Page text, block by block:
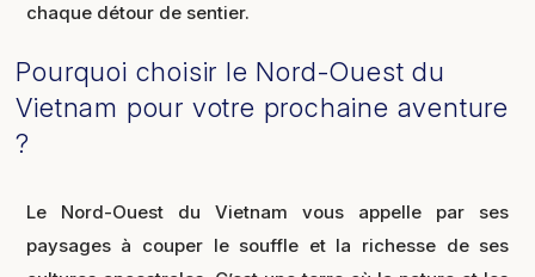
chaque détour de sentier.
Pourquoi choisir le Nord-Ouest du
Vietnam pour votre prochaine aventure
?
Le Nord-Ouest du Vietnam vous appelle par ses
paysages à couper le souffle et la richesse de ses